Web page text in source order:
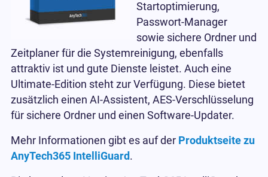
Startoptimierung,
Passwort-Manager
sowie sichere Ordner und
Zeitplaner für die Systemreinigung, ebenfalls
attraktiv ist und gute Dienste leistet. Auch eine
Ultimate-Edition steht zur Verfügung. Diese bietet
zusätzlich einen AI-Assistent, AES-Verschlüsselung
für sichere Ordner und einen Software-Updater.
Mehr Informationen gibt es auf der Produktseite zu
AnyTech365 IntelliGuard .